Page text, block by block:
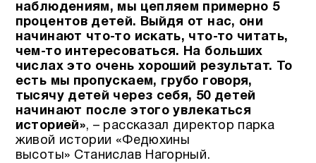
наблюдениям, мы цепляем примерно 5
процентов детей. Выйдя от нас, они
начинают что-то искать, что-то читать,
чем-то интересоваться. На больших
числах это очень хороший результат. То
есть мы пропускаем, грубо говоря,
тысячу детей через себя, 50 детей
начинают после этого увлекаться
историей», – рассказал директор парка
живой истории «Федюхины
высоты» Станислав Нагорный.